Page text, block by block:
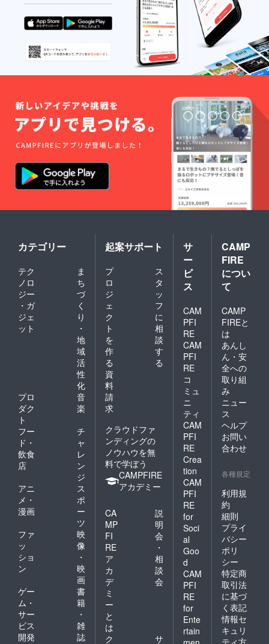
カテゴリー
テク
ノロ
ジー
・ガ
ジェ
ット
ま
ち
づ
く
り
・
地
域
活
性
化
プロ
ダク
ト
音
楽
フー
ド・
飲食
店
チ
ャ
レ
ン
ジ
アニ
メ・
漫画
ス
ポ
ー
ツ
ファ
ッ
ショ
ン
映
像
・
映
画
ゲー
ム・
サー
ビス
開発
書
籍
・
雑
誌
起案サポート
プ
ロ
ジ
ェ
ク
ト
を
作
る
ス
タ
ッ
フ
に
相
談
す
る
資
料
請
求
クラウドファ
ンディングの
ノウハウを無
料で学ぼう
CAMPFIRE
アカデミー
CA
MP
FI
RE
ア
カ
デ
ミ
ー
と
は
説
明
会
・
相
談
会
ク
サ
サ
ー
ビ
ス
CAM
PFI
RE
CAM
PFI
RE
コ
ミュ
ニ
ティ
CAM
PFI
RE
Crea
tion
CAM
PFI
RE
for
Soci
al
Goo
d
CAM
PFI
RE
for
Ente
rtain
CAMP
FIRE
につい
て
CAMP
FIREと
は
あんし
ん・安
全への
取り組
み
ニュー
ス
ヘルプ
お問い
合わせ
各種規定
利用規
約
細則
プライ
バシー
ポリ
シー
特定商
取引法
に基づ
く表記
情報セ
キュリ
ティ方